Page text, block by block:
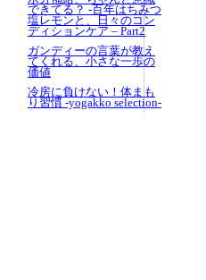
できてる？ -百年はちみつ
塩レモンと、⽇々のコン
ディションケア – Part2
ガンディーの言葉が教え
てくれる、小さな一歩の
価値
冷房に負けない！体まも
り習慣 -yogakko selection-